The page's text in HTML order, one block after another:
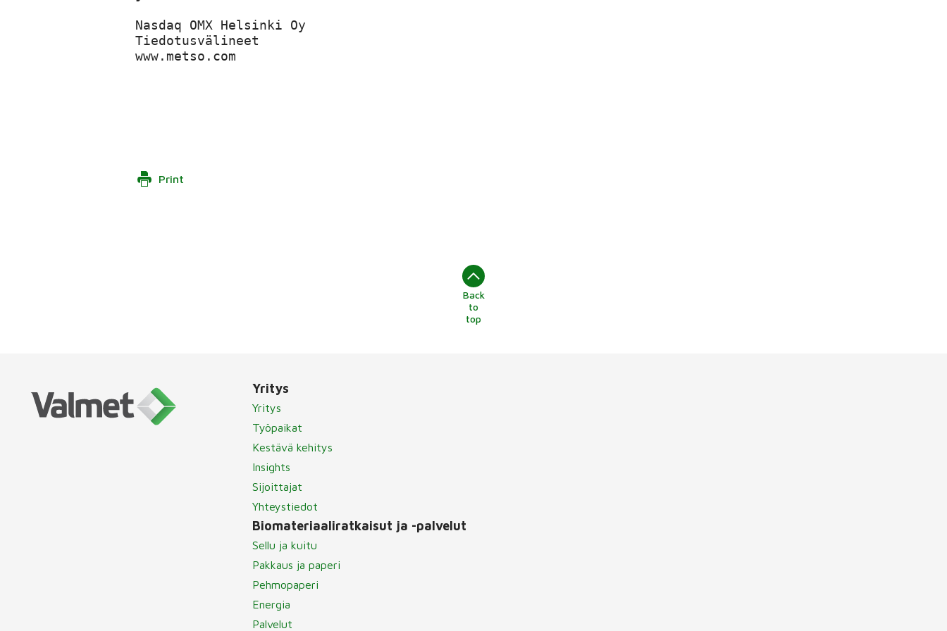
Nasdaq OMX Helsinki Oy
Tiedotusvälineet
www.metso.com
Print
Back
to
top
Yritys
Yritys
Työpaikat
Kestävä kehitys
Insights
Sijoittajat
Yhteystiedot
Biomateriaaliratkaisut ja -palvelut
Sellu ja kuitu
Pakkaus ja paperi
Pehmopaperi
Energia
Palvelut